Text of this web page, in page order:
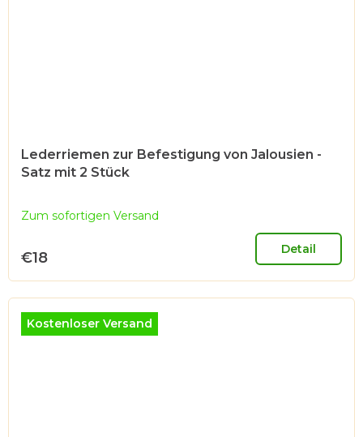
Lederriemen zur Befestigung von Jalousien -
Satz mit 2 Stück
Zum sofortigen Versand
€18 Detail
Kostenloser Versand